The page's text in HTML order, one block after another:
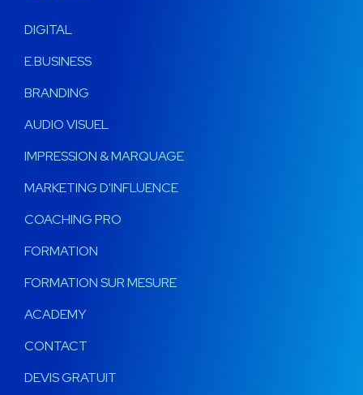
DIGITAL
E.BUSINESS
BRANDING
AUDIO VISUEL
IMPRESSION & MARQUAGE
MARKETING D'INFLUENCE
COACHING PRO
FORMATION
FORMATION SUR MESURE
ACADEMY
CONTACT
DEVIS GRATUIT